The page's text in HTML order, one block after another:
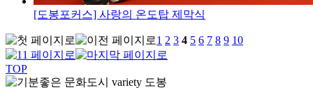
[도봉포커스] 사랑의 온도탑 제막식
1 2 3 4 5 6 7 8 9 10
TOP